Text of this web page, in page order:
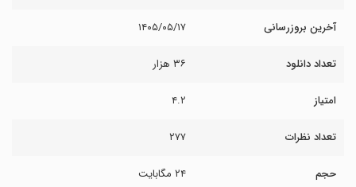
آخرین بروزرسانی ۱۴۰۵/۰۵/۱۷
تعداد دانلود ۳۶ هزار
امتیاز ۴.۲
تعداد نظرات ۲۷۷
حجم ۲۴ مگابایت